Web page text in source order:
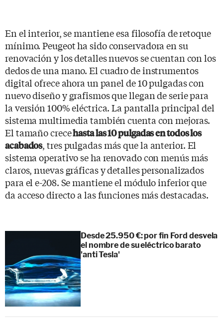
En el interior, se mantiene esa filosofía de retoque
mínimo. Peugeot ha sido conservadora en su
renovación y los detalles nuevos se cuentan con los
dedos de una mano. El cuadro de instrumentos
digital ofrece ahora un panel de 10 pulgadas con
nuevo diseño y grafismos que llegan de serie para
la versión 100% eléctrica. La pantalla principal del
sistema multimedia también cuenta con mejoras.
El tamaño crecehasta las 10 pulgadas en todos los
acabados, tres pulgadas más que la anterior. El
sistema operativo se ha renovado con menús más
claros, nuevas gráficas y detalles personalizados
para el e-208. Se mantiene el módulo inferior que
da acceso directo a las funciones más destacadas.
Desde 25.950 €: por fin Ford desvela
el nombre de su eléctrico barato
'anti Tesla'